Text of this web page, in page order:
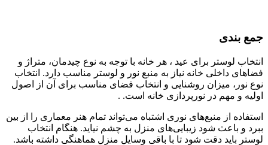
جمع بندی
انتخاب لوستر برای عید ، هر خانه با توجه به نوع چیدمان، متراژ و
فضاهای داخلی خانه نیاز به منبع نور و لوستر مناسب دارد. انتخاب
نوع نور، میزان روشنایی و انتخاب فضای مناسب برای آن از اصول
اولیه و مهم در نورپردازی خانه است. .
استفاده از منبع‌های نوری اشتباه می‌تواند تمام هنر معماری را از بین
ببرد و باعث شود زیبایی‌های منزل به چشم نیاید. هنگام انتخاب
لوستر باید دقت شود تا با باقی وسایل منزل هماهنگی داشته باشد.